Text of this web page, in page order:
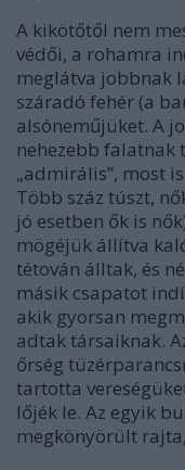
A kikötőtől nem
védői, a rohamra
meglátva jobbnak
száradó fehér (a
alsóneműjüket. A
nehezebb falatnak
„admirális”, most
Több száz túszt,
jó esetben ők is
mögéjük állítva
tétován álltak, és
másik csapatot
akik gyorsan
adtak társaiknak.
őrség
tartotta
lőjék le. Az egyik
megkönyörült